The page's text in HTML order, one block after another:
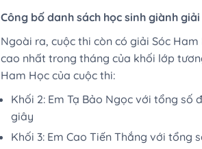
Công bố danh sách học sinh giành
Ngoài ra, cuộc thi còn có giải Sóc
cao nhất trong tháng của khối lớp
Ham Học của cuộc thi:
️Khối 2: Em Tạ Bảo Ngọc với tổng số
giây
️Khối 3: Em Cao Tiến Thắng với